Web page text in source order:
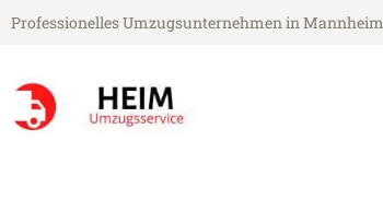
Professionelles Umzugsunternehmen in Mannheim